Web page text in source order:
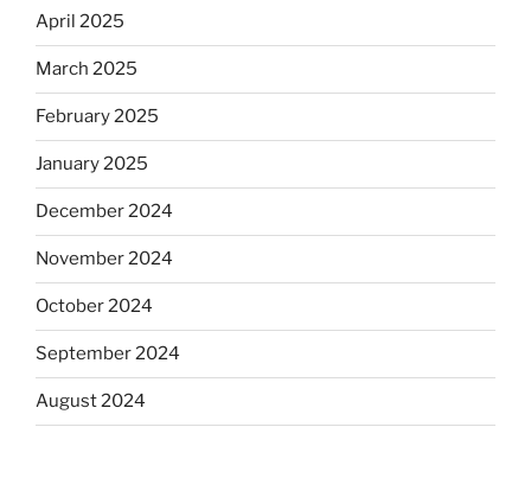
April 2025
March 2025
February 2025
January 2025
December 2024
November 2024
October 2024
September 2024
August 2024